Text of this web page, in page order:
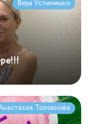
Вера Устименко
Толокнова